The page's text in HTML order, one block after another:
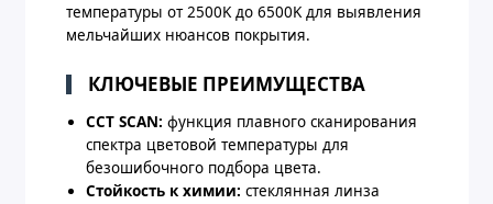
температуры от 2500K до 6500K для выявления
мельчайших нюансов покрытия.
КЛЮЧЕВЫЕ ПРЕИМУЩЕСТВА
CCT SCAN: функция плавного сканирования
спектра цветовой температуры для
безошибочного подбора цвета.
Стойкость к химии: стеклянная линза